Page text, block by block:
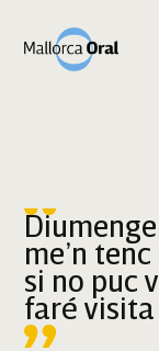
me’n
si no puc
faré visita